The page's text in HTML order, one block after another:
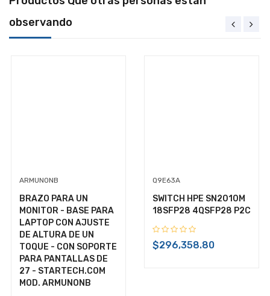
+ $0.00 de envío
observando
ARMUNONB
BRAZO PARA UN
MONITOR - BASE PARA
LAPTOP CON AJUSTE
DE ALTURA DE UN
TOQUE - CON SOPORTE
PARA PANTALLAS DE
27 - STARTECH.COM
MOD. ARMUNONB
Q9E63A
SWITCH HPE SN2010M
18SFP28 4QSFP28 P2C
$296,358.80